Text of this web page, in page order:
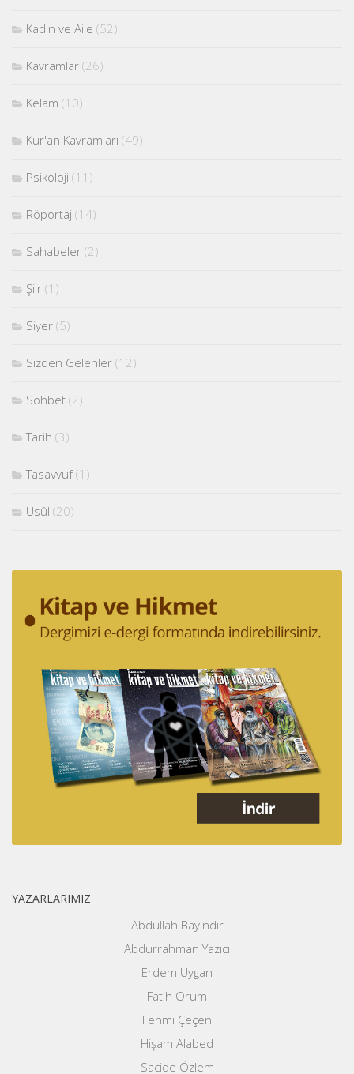
Kadın ve Aile (52)
Kavramlar (26)
Kelam (10)
Kur'an Kavramları (49)
Psikoloji (11)
Röportaj (14)
Sahabeler (2)
Şiir (1)
Siyer (5)
Sizden Gelenler (12)
Sohbet (2)
Tarih (3)
Tasavvuf(1)
Usûl (20)
YAZARLARIMIZ
Abdullah Bayındır
Abdurrahman Yazıcı
Erdem Uygan
Fatih Orum
Fehmi Çeçen
Hişam Alabed
Sacide Özlem